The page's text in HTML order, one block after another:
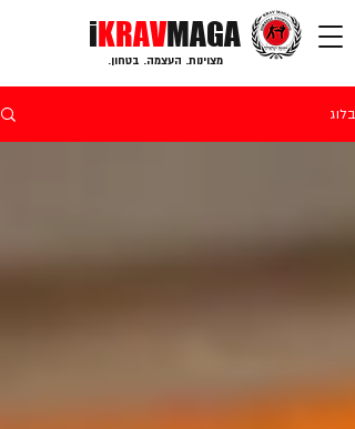
iKRAVMAGA
מצוינות. העצמה. בטחון.
בלוג